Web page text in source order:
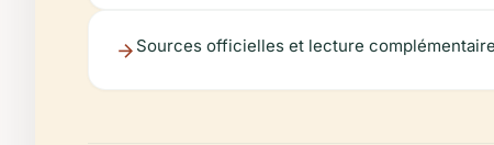
Sources officielles et lecture complémentaire